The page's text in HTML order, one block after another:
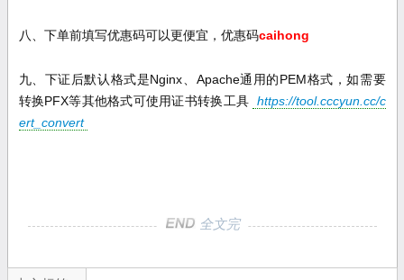
八、下单前填写优惠码可以更便宜，优惠码caihong
九、下证后默认格式是Nginx、Apache通用的PEM格式，如需要
转换PFX等其他格式可使用证书转换工具 https://tool.cccyun.cc/c
ert_convert
全文完